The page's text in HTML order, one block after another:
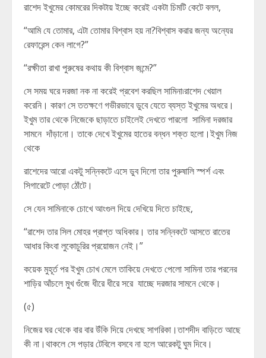
রাশেদ ইখুমের কোমরের দিকটায় ইচ্ছে করেই একটা চিমটি কেটে বলল,
“আমি যে তোমার, এটা তোমার বিশ্বাস হয় না?বিশ্বাস করার জন্য অন্যের
রেফারেন্স কেন লাগে?”
“রক্ষীতা রাখা পুরুষের কথায় কী বিশ্বাস জন্মে?”
সে সময় ঘরে দরজা নক না করেই প্রবেশ করছিল সামিনা৷রাশেদ খেয়াল
করেনি। কারণ সে ততক্ষণে গভীরভাবে ডুবে যেতে ব্যস্ত ইখুমের অধরে।
ইখুম তার থেকে নিজেকে ছাড়াতে চাইলেই দেখতে পারলো সামিনা দরজার
সামনে দাঁড়ানো। তাকে দেখে ইখুমের হাতের বন্ধন শক্ত হলো।ইখুম নিজ
থেকে
রাশেদের আরো একটু সন্নিকটে এসে ডুব দিলো তার পুরুষালি স্পর্শ এবং
সিগারেটে পোড়া ঠোঁটে।
সে যেন সামিনাকে চোখে আংগুল দিয়ে দেখিয়ে দিতে চাইছে,
“রাশেদ তার সিল মোহর প্রাপ্ত অধিকার। তার সন্নিকটে আসতে রাতের
আধার কিংবা লুকোচুরির প্রয়োজন নেই।”
কয়েক মুহূর্ত পর ইখুম চোখ মেলে তাকিয়ে দেখতে পেলো সামিনা তার পরনের
শাড়ির আঁচলে মুখ গুঁজে ধীরে ধীরে সরে যাচ্ছে দরজার সামনে থেকে।
(৫)
নিজের ঘর থেকে বার বার উঁকি দিয়ে দেখছে সাগরিকা।তাশদীদ বাড়িতে আছে
কী না।থাকলে সে পড়ার টেবিলে বসবে না হলে আরেকটু ঘুম দিবে।